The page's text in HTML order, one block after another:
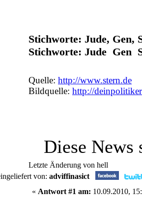
Stichworte: Jude,
Stichworte: Jude Gen
Quelle: http://www.stern.de
Bildquelle: http://
Diese News
Letzte Änderung von hell
von: adviffinasict
« Antwort #1 am: 10.09.2010,